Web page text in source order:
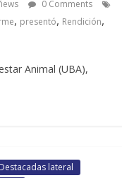
0 Comments
, presentó, Rendición,
Animal (UBA),
Destacadas lateral